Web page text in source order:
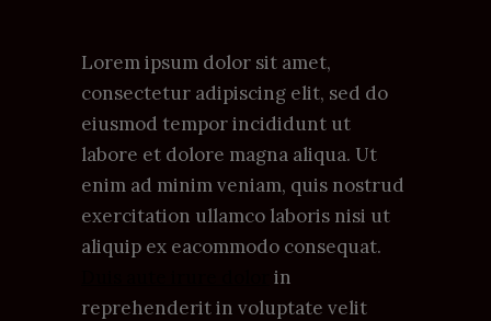
Lorem ipsum dolor sit amet,
consectetur adipiscing elit, sed do
eiusmod tempor incididunt ut
labore et dolore magna aliqua. Ut
enim ad minim veniam, quis nostrud
exercitation ullamco laboris nisi ut
aliquip ex eacommodo consequat.
in
reprehenderit in voluptate velit